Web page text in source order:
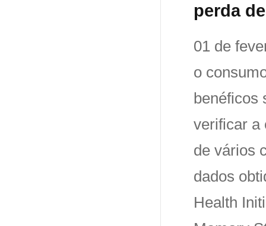
perda
01 de
o
benéficos
verificar a
de vários
dados
Health